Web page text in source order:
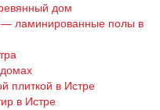
дом
— ламинированные полы в
плиткой в Истре
в Истре